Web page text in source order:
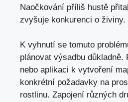
Naočkování příliš hustě
zvyšuje konkurenci o živiny.
K vyhnutí se tomuto
plánovat výsadbu důkladně.
nebo aplikaci k vytvoření
konkrétní požadavky na
rostlinu. Zapojení různých